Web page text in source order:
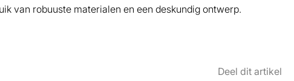
van robuuste materialen en een deskundig ontwerp.
Deel dit artikel